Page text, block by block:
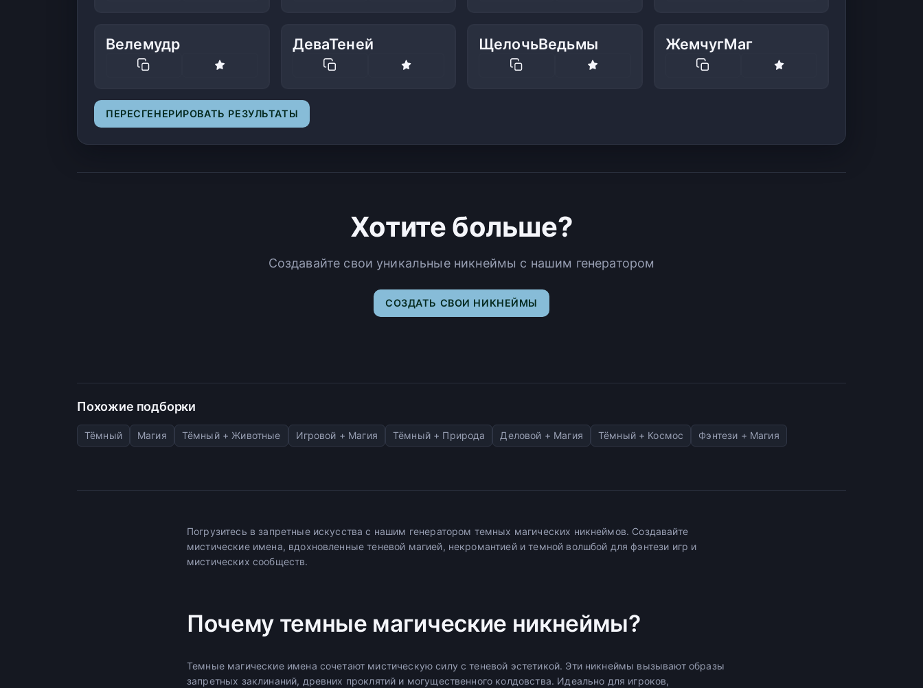
Велемудр ДеваТеней ЩелочьВедьмы ЖемчугМаг
ПЕРЕСГЕНЕРИРОВАТЬ РЕЗУЛЬТАТЫ
Хотите больше?
Создавайте свои уникальные никнеймы с нашим генератором
СОЗДАТЬ СВОИ НИКНЕЙМЫ
Похожие подборки
Тёмный Магия Тёмный + Животные Игровой + Магия Тёмный + Природа Деловой + Магия Тёмный + Космос Фэнтези + Магия
Погрузитесь в запретные искусства с нашим генератором темных магических никнеймов. Создавайте
мистические имена, вдохновленные теневой магией, некромантией и темной волшбой для фэнтези игр и
мистических сообществ.
Почему темные магические никнеймы?
Темные магические имена сочетают мистическую силу с теневой эстетикой. Эти никнеймы вызывают образы
запретных заклинаний, древних проклятий и могущественного колдовства. Идеально для игроков,